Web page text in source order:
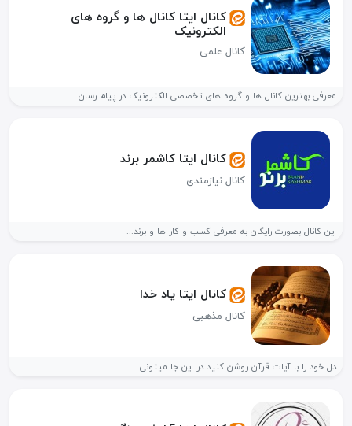
کانال ایتا کانال ها و گروه های
الکترونیک
کانال علمی
معرفی بهترین کانال ها و گروه های تخصصی الکترونیک در پیام رسان...
کانال ایتا کاشمر برند
کانال نیازمندی
این کانال بصورت رایگان به معرفی کسب و کار ها و برند...
کانال ایتا یاد خدا
کانال مذهبی
دل خود را با آیات قرآن روشن کنید در این جا میتونی...